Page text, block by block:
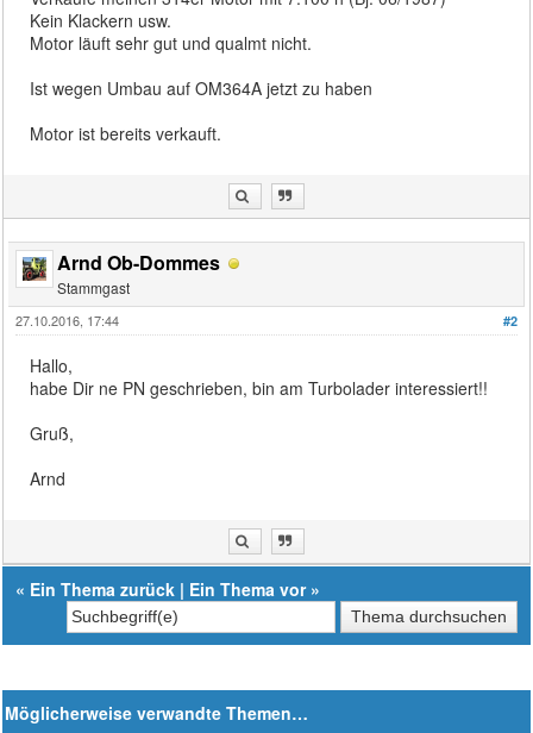
Kein Klackern usw.
Motor läuft sehr gut und qualmt nicht.
Ist wegen Umbau auf OM364A jetzt zu haben
Motor ist bereits verkauft.
Arnd Ob-Dommes
Stammgast
#2
27.10.2016, 17:44
Hallo,
habe Dir ne PN geschrieben, bin am Turbolader interessiert!!
Gruß,
Arnd
« Ein Thema zurück | Ein Thema vor»
Möglicherweise verwandte Themen…